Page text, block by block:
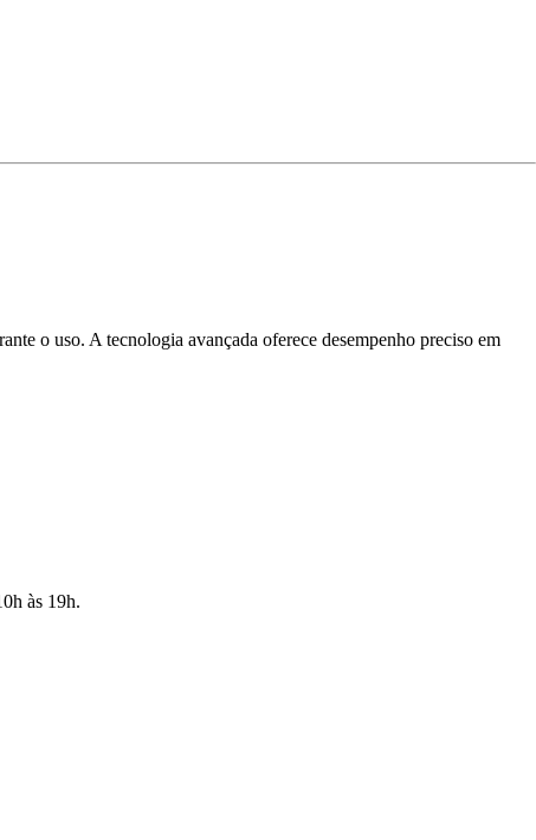
o uso. A tecnologia avançada oferece desempenho preciso em
às 19h.